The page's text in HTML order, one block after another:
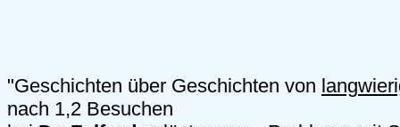
"Geschichten über Geschichten von
nach 1,2 Besuchen